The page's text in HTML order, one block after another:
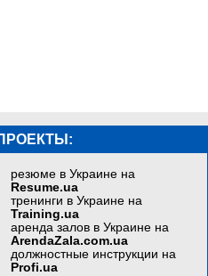
резюме в Украине на
Resume.ua
тренинги в Украине на
Training.ua
аренда залов в Украине на
ArendaZala.com.ua
должностные инструкции на
Profi.ua